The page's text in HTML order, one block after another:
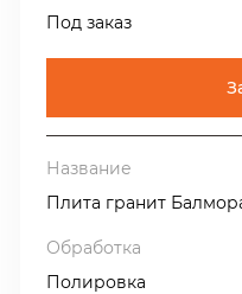
Под заказ
Плита гранит
Полировка